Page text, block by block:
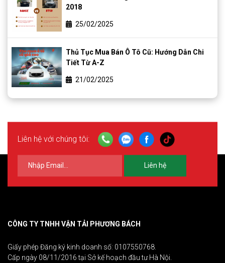
2018
25/02/2025
Thủ Tục Mua Bán Ô Tô Cũ: Hướng Dẫn Chi
Tiết Từ A-Z
21/02/2025
Liên hệ với chúng tôi:
Liên hệ
CÔNG TY TNHH VẬN TẢI PHƯƠNG BÁCH
Giấy phép Đăng ký kinh doanh số: 0107550768.
Cấp ngày 08/11/2016 tại Sở kế hoạch đầu tư Hà Nội.